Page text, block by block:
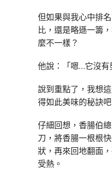
但如果與我心中排
比，還是略遜一籌
麼不一樣？
他說：「嗯…它沒有
說到重點了，我想
得如此美味的秘訣吧
仔細回想，香腸伯
刀，將香腸一根根
狀，再來回地翻面
受熱。